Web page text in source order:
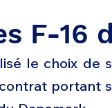
F-16
le choix de
portant